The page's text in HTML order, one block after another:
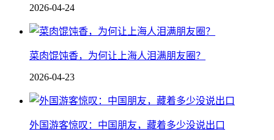
2026-04-24
菜肉馄饨香，为何让上海人泪满朋友圈？
2026-04-23
外国游客惊叹：中国朋友，藏着多少没说出口